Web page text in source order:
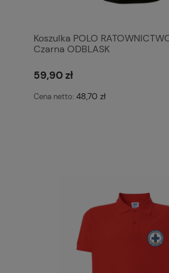
Koszulka POLO
Czarna ODBLASK
59,90 zł
Cena netto: 48,70 zł